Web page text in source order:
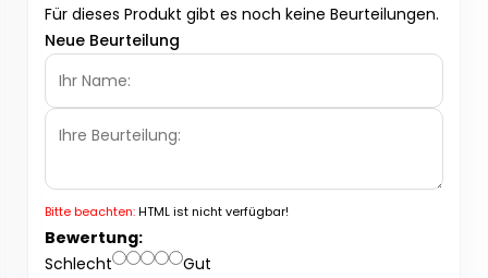
Für dieses Produkt gibt es noch keine Beurteilungen.
Neue Beurteilung
Bitte beachten:HTML ist nicht verfügbar!
Bewertung:
Schlecht
Gut